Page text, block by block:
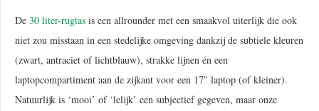
De 30 liter-rugtas is een allrounder met een smaakvol uiterlijk die ook
niet zou misstaan in een stedelijke omgeving dankzij de subtiele kleuren
(zwart, antraciet of lichtblauw), strakke lijnen én een
laptopcompartiment aan de zijkant voor een 17″ laptop (of kleiner).
Natuurlijk is ‘mooi’ of ‘lelijk’ een subjectief gegeven, maar onze